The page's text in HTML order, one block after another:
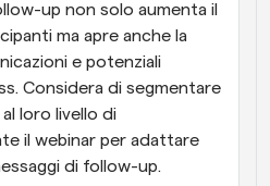
up non solo aumenta il
ma apre anche la
e potenziali
Considera di segmentare
loro livello di
il webinar per adattare
di follow-up.